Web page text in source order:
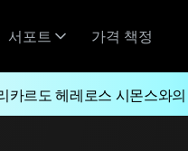
서포트 가격 책정
카르도 헤레로스 시몬스와